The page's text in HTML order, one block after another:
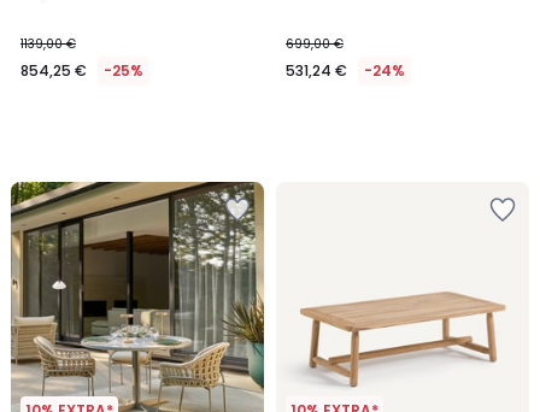
1139,00 €
854,25 € -25%
699,00 €
531,24 € -24%